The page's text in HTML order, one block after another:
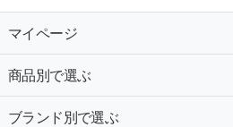
マイページ
商品別で選ぶ
ブランド別で選ぶ